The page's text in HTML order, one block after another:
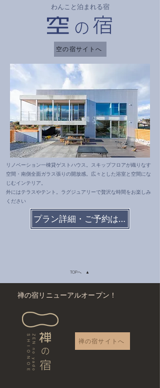
わんこと泊まれる宿
空の宿サイトへ
リノベーション一棟貸ゲストハウス。スキップフロアが織りなす
空間・南側全面ガラス張りの開放感。広々とした浴室と空間にな
じむインテリア。
外にはテラスやテント。ラグジュアリーで贅沢な時間をお楽しみ
ください
プラン詳細・ご予約はこちらから
TOPへ ▲
禅の宿リニューアルオープン！
禅の宿サイトへ